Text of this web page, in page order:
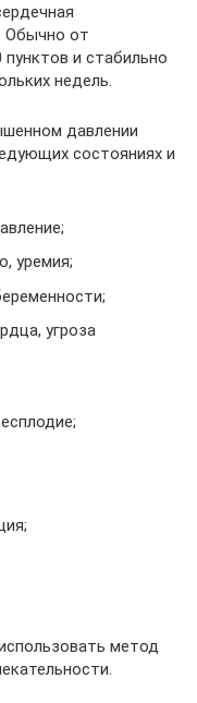
Обычно от
и стабильно
недель.
давлении
состояниях и
уремия;
угроза
метод